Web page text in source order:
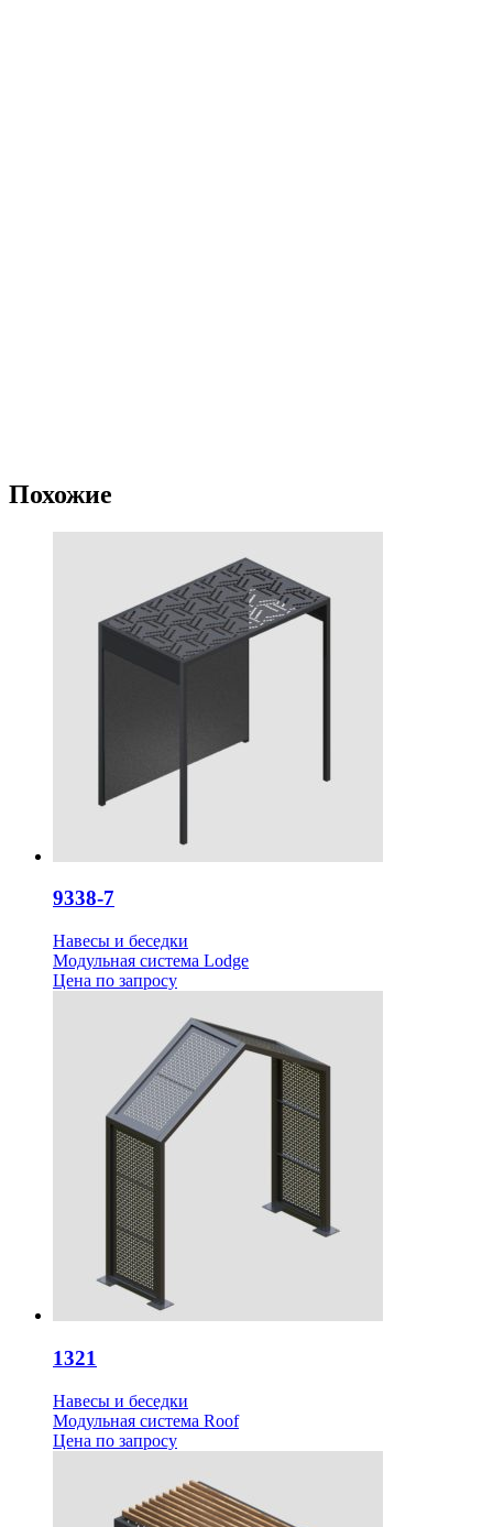
Похожие
9338-7
Навесы и беседки
Модульная система Lodge
Цена по запросу
1321
Навесы и беседки
Модульная система Roof
Цена по запросу